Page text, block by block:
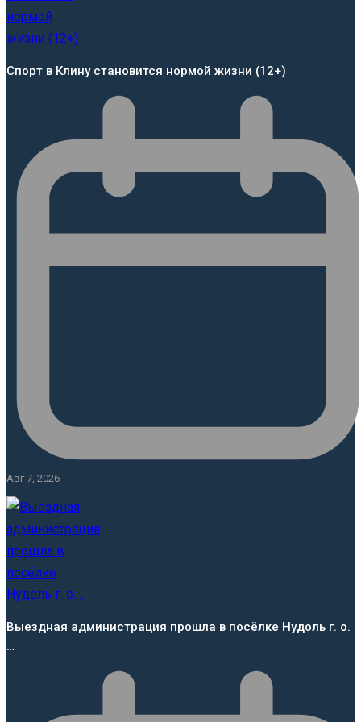
Спорт в Клину становится нормой жизни (12+)
Авг 7, 2026
Выездная администрация прошла в посёлке Нудоль г. о.
…